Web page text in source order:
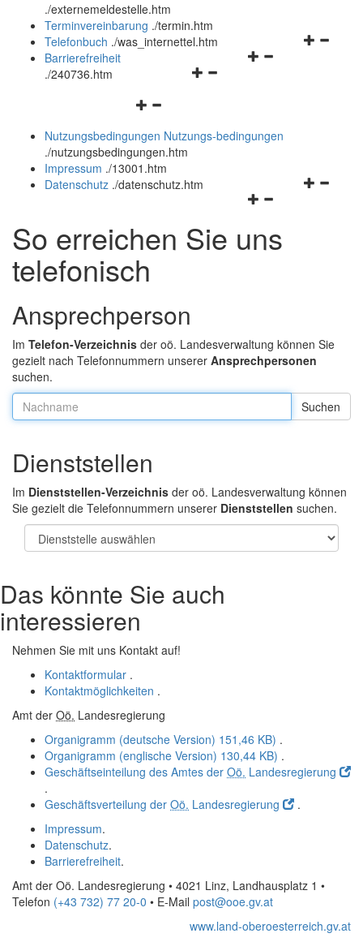
und
schließen
./externemeldestelle.htm
Terminvereinbarung ./termin.htm
Navigationsmenü
Telefonbuch ./was_internettel.htm
Navigationsmenü
Barrierefreiheit
./240736.htm
Navigationsmenü
und
schließen
Nutzungsbedingungen Nutzungs-bedingungen
./nutzungsbedingungen.htm
Impressum ./13001.htm
Navigationsmenü
und
schließen
Datenschutz ./datenschutz.htm
So erreichen Sie uns
telefonisch
Ansprechperson
Im Telefon-Verzeichnis der oö. Landesverwaltung können Sie
gezielt nach Telefonnummern unserer Ansprechpersonen
suchen.
Nachname:
Dienststellen
Im Dienststellen-Verzeichnis der oö. Landesverwaltung können
Sie gezielt die Telefonnummern unserer Dienststellen suchen.
Das könnte Sie auch
interessieren
Nehmen Sie mit uns Kontakt auf!
Kontaktformular .
Kontaktmöglichkeiten .
Amt der Oö. Landesregierung
Organigramm (deutsche Version) 151,46 KB) .
Organigramm (englische Version) 130,44 KB) .
Geschäftseinteilung des Amtes der Oö. Landesregierung
.
Geschäftsverteilung der Oö. Landesregierung
.
Impressum.
Datenschutz.
Barrierefreiheit.
Amt der Oö. Landesregierung • 4021 Linz, Landhausplatz 1 •
Telefon (+43 732) 77 20-0 • E-Mail post@ooe.gv.at
www.land-oberoesterreich.gv.at